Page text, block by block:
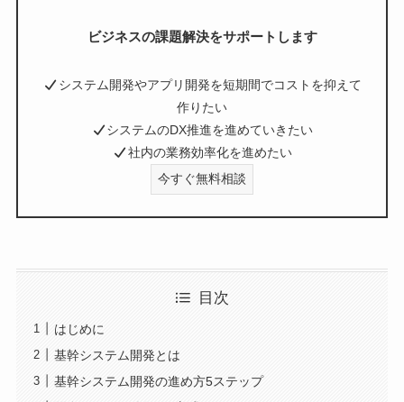
ビジネスの課題解決をサポートします
システム開発やアプリ開発を短期間でコストを抑えて
作りたい
システムのDX推進を進めていきたい
社内の業務効率化を進めたい
今すぐ無料相談
目次
はじめに
基幹システム開発とは
基幹システム開発の進め方5ステップ